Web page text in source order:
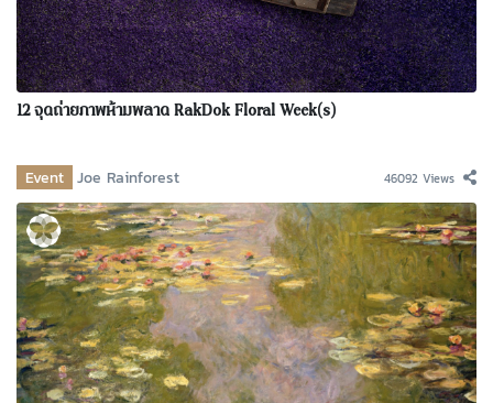
12 จุดถ่ายภาพห้ามพลาด RakDok Floral Week(s)
Event Joe Rainforest 46092 Views